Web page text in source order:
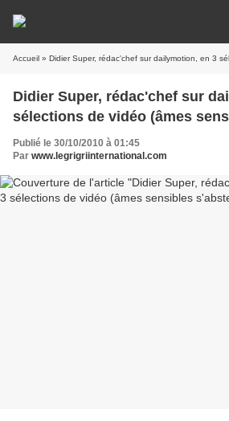
Accueil » Didier Super, rédac'chef sur dailymotion, en 3 sélections
Didier Super, rédac'chef sur
sélections de vidéo (âmes
Publié le 30/10/2010 à 01:45
Par www.legrigriinternational.com